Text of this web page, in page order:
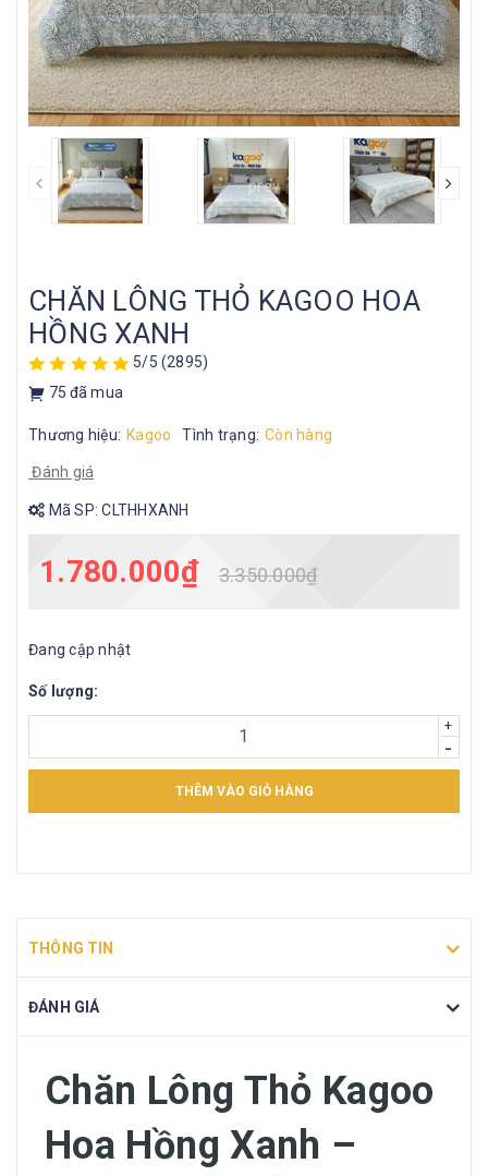
prev
CHĂN LÔNG THỎ KAGOO HOA
HỒNG XANH
5/5 (2895)
75 đã mua
Thương hiệu: Kagoo Tình trạng: Còn hàng
Đánh giá
Mã SP:CLTHHXANH
1.780.000₫ 3.350.000₫
Đang cập nhật
Số lượng:
+
-
THÊM VÀO GIỎ HÀNG
THÔNG TIN
ĐÁNH GIÁ
Chăn Lông Thỏ Kagoo
Hoa Hồng Xanh –